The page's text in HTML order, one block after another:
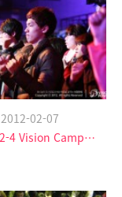
2012-02-07
2012.2.2-4 Vision Camp(청소년부)